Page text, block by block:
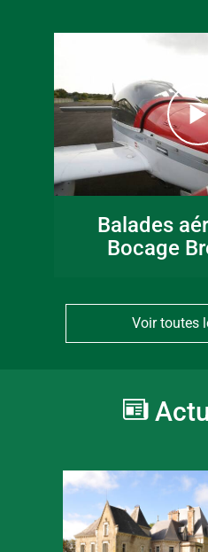
Balades
Bocage
Voir toutes